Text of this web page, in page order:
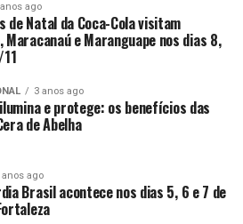
ago
de Natal da Coca-Cola visitam
Maracanaú e Maranguape nos dias 8,
3 anos ago
e protege: os benefícios das
de Abelha
anos ago
Brasil acontece nos dias 5, 6 e 7 de